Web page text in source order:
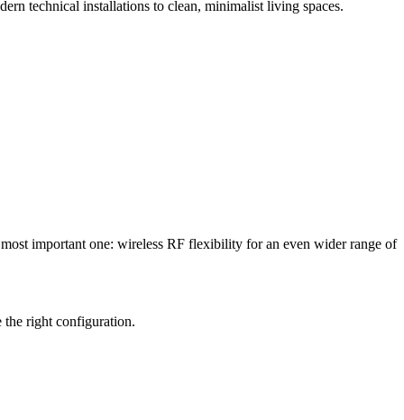
technical installations to clean, minimalist living spaces.
important one: wireless RF flexibility for an even wider range of
the right configuration.